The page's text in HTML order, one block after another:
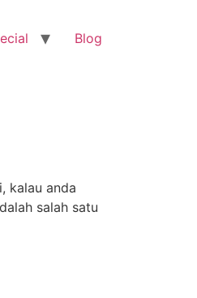
Blog
kalau anda
salah satu